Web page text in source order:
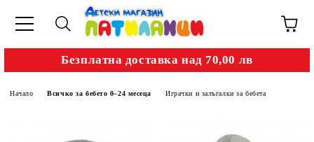
Безплатна доставка над 70,00 лв
Начало Всичко за бебето 0–24 месеца Играчки и залъгалки за бебета